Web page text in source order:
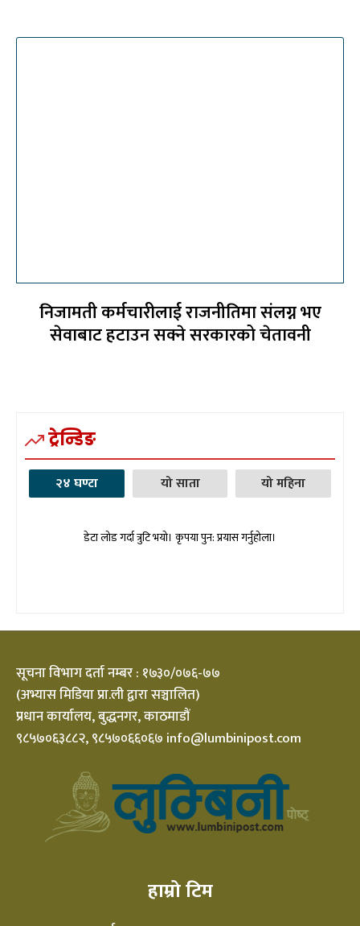
निजामती कर्मचारीलाई राजनीतिमा संलग्न भए
सेवाबाट हटाउन सक्ने सरकारको चेतावनी
ट्रेन्डिङ
२४ घण्टा यो साता यो महिना
डेटा लोड गर्दा त्रुटि भयो। कृपया पुन: प्रयास गर्नुहोला।
सूचना विभाग दर्ता नम्बर : १७३०/०७६-७७
(अभ्यास मिडिया प्रा.ली द्वारा सञ्चालित)
प्रधान कार्यालय, बुद्धनगर, काठमाडौं
९८५७०६३८८२, ९८५७०६६०६७ info@lumbinipost.com
हाम्रो टिम